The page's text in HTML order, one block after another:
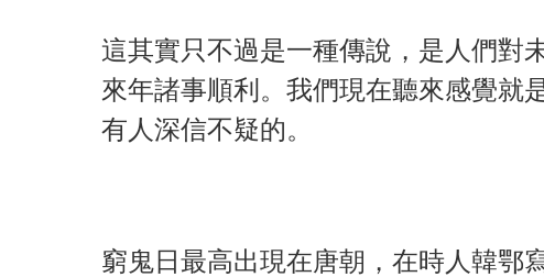
這其實只不過是一種傳說，是人們對
來年諸事順利。我們現在聽來感覺就
有人深信不疑的。
窮鬼日最高出現在唐朝，在時人韓鄂